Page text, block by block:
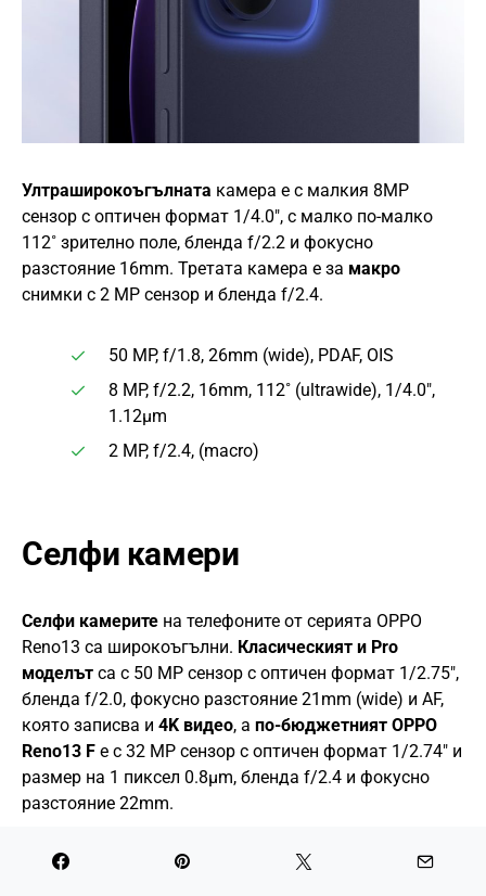
Ултраширокоъгълната камера е с малкия 8MP
сензор с оптичен формат 1/4.0″, с малко по-малко
112˚ зрително поле, бленда f/2.2 и фокусно
разстояние 16mm. Третата камера е за макро
снимки с 2 MP сензор и бленда f/2.4.
50 MP, f/1.8, 26mm (wide), PDAF, OIS
8 MP, f/2.2, 16mm, 112˚ (ultrawide), 1/4.0″,
1.12µm
2 MP, f/2.4, (macro)
Селфи камери
Селфи камерите на телефоните от серията OPPO
Reno13 са широкоъгълни. Класическият и Pro
моделът са с 50 MP сензор с оптичен формат 1/2.75″,
бленда f/2.0, фокусно разстояние 21mm (wide) и AF,
която записва и 4K видео, а по-бюджетният OPPO
Reno13 F е с 32 MP сензор с оптичен формат 1/2.74″ и
размер на 1 пиксел 0.8µm, бленда f/2.4 и фокусно
разстояние 22mm.